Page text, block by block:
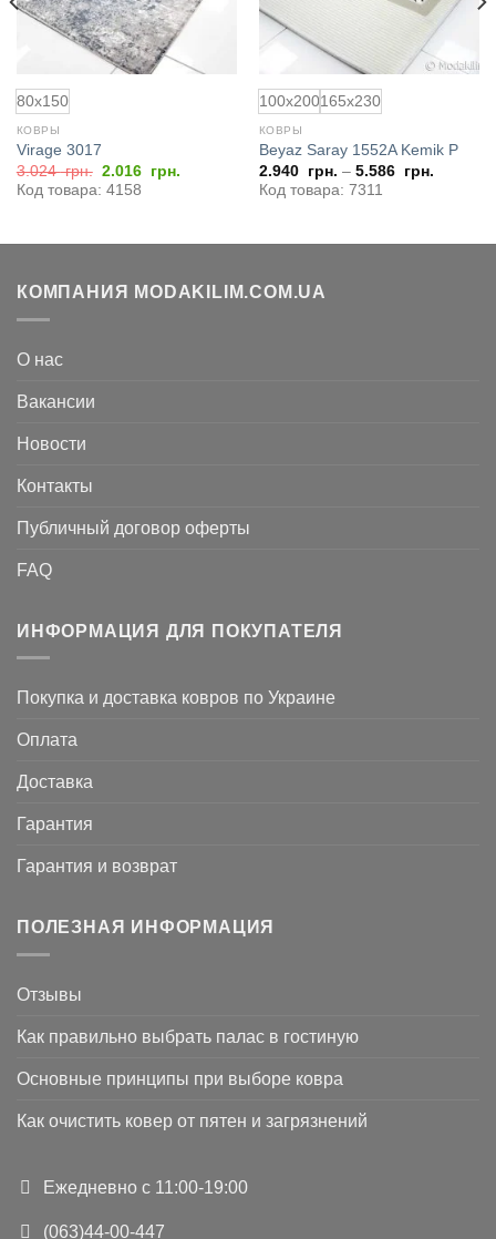
80x150
КОВРЫ
Virage 3017
3.024грн. Первоначальная
цена
составляла
2.016 грн.
Код товара: 4158
100x200165x230
КОВРЫ
Beyaz Saray 1552A Kemik P
2.940 грн. – 5.586 грн.
Код товара: 7311
КОМПАНИЯ MODAKILIM.COM.UA
О нас
Вакансии
Новости
Контакты
Публичный договор оферты
FAQ
ИНФОРМАЦИЯ ДЛЯ ПОКУПАТЕЛЯ
Покупка и доставка ковров по Украине
Оплата
Доставка
Гарантия
Гарантия и возврат
ПОЛЕЗНАЯ ИНФОРМАЦИЯ
Отзывы
Как правильно выбрать палас в гостиную
Основные принципы при выборе ковра
Как очистить ковер от пятен и загрязнений
Ежедневно с 11:00-19:00
(063)44-00-447